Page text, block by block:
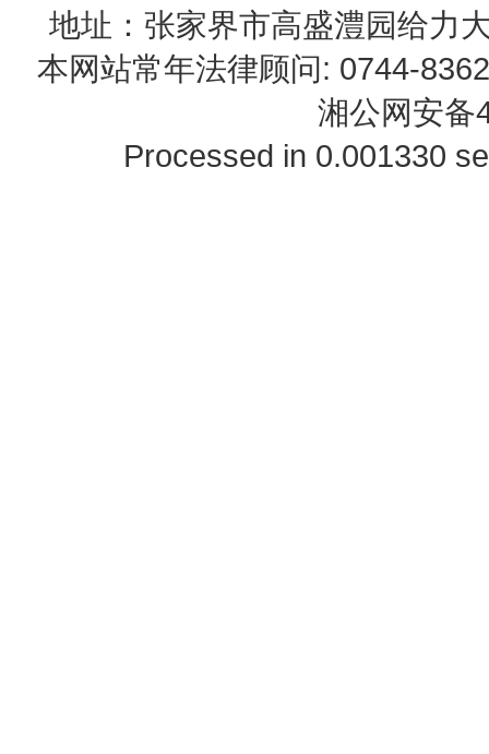
地址：张家界市高盛澧园给力
本网站常年法律顾问: 0744-
湘公网安备
Processed in 0.001330